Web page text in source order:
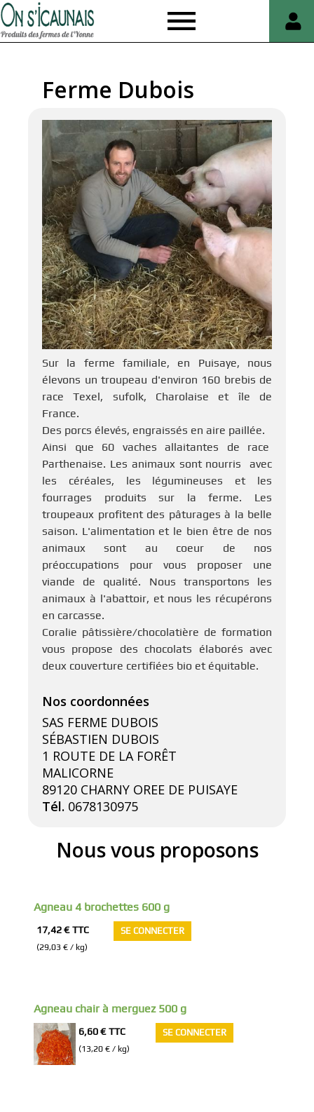
Ferme Dubois
Sur la ferme familiale, en Puisaye, nous
élevons un troupeau d'environ 160 brebis de
race Texel, sufolk, Charolaise et île de
France.
Des porcs élevés, engraissés en aire paillée.
Ainsi que 60 vaches allaitantes de race
Parthenaise. Les animaux sont nourris avec
les céréales, les légumineuses et les
fourrages produits sur la ferme. Les
troupeaux profitent des pâturages à la belle
saison. L'alimentation et le bien être de nos
animaux sont au coeur de nos
préoccupations pour vous proposer une
viande de qualité. Nous transportons les
animaux à l'abattoir, et nous les récupérons
en carcasse.
Coralie pâtissière/chocolatière de formation
vous propose des chocolats élaborés avec
deux couverture certifiées bio et équitable.
SAS FERME DUBOIS
SÉBASTIEN DUBOIS
1 ROUTE DE LA FORÊT
MALICORNE
89120 CHARNY OREE DE PUISAYE
Tél. 0678130975
Agneau 4 brochettes 600 g
17,42 € TTC
(29,03 € / kg)
SE CONNECTER
Agneau chair à merguez 500 g
6,60 € TTC
(13,20 € / kg)
SE CONNECTER